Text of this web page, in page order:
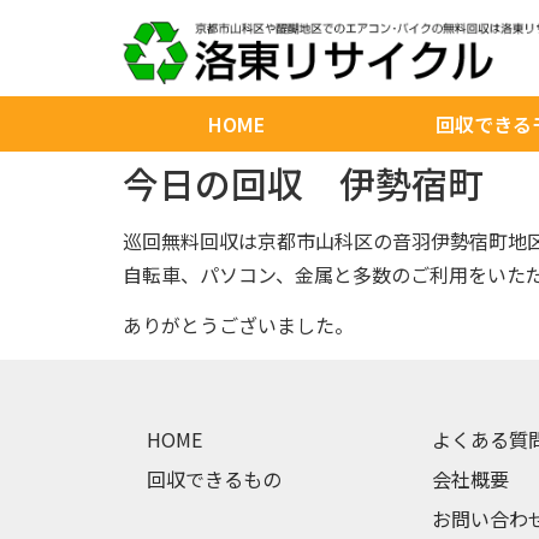
HOME 回収できる
今日の回収 伊勢宿町
巡回無料回収は京都市山科区の音羽伊勢宿町地
自転車、パソコン、金属と多数のご利用をいた
ありがとうございました。
HOME
回収できるもの
よくある質
会社概要
お問い合わ